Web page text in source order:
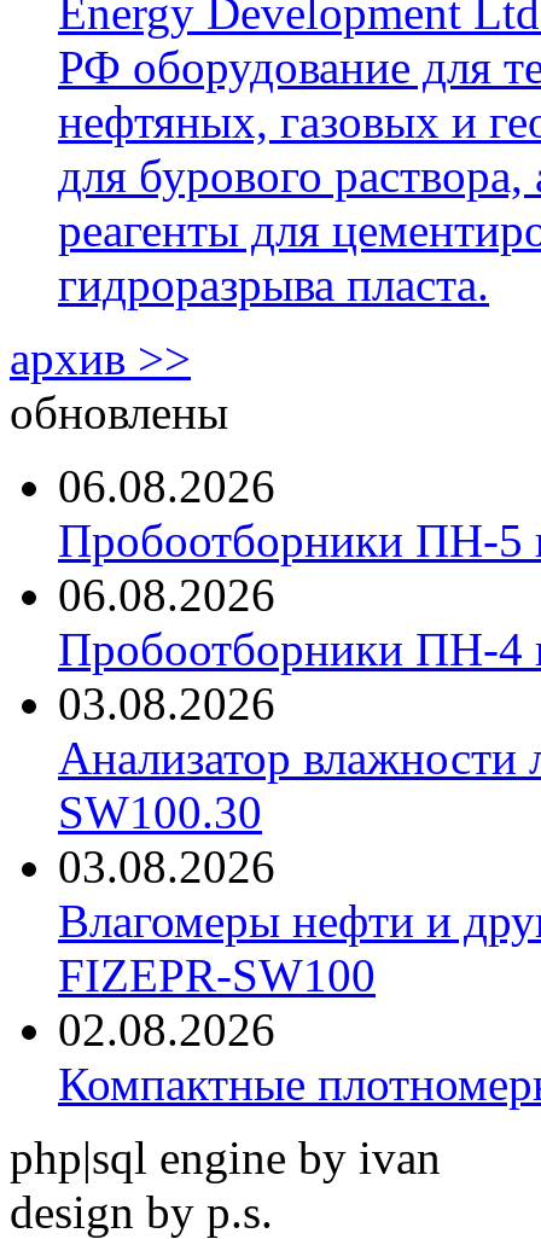
Energy Development
РФ оборудование для
нефтяных, газовых и
для бурового
реагенты для
гидроразрыва пласта.
архив >>
обновлены
06.08.2026
Пробоотборники ПН-
06.08.2026
Пробоотборники ПН-
03.08.2026
Анализатор
SW100.30
03.08.2026
Влагомеры нефти и
FIZEPR-SW100
02.08.2026
Компактные
php|sql engine by ivan
design by p.s.